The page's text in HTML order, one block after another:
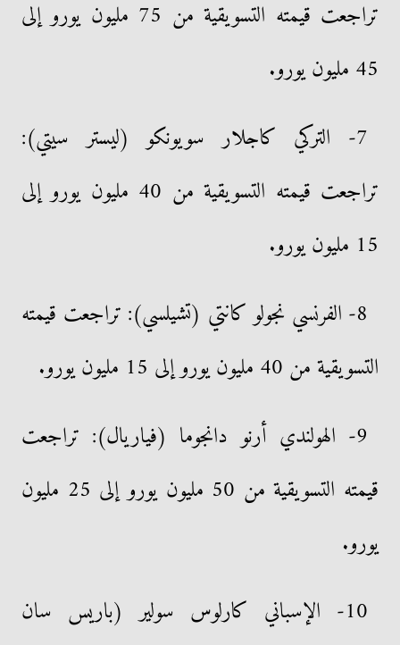
تراجعت قيمته التسويقية من 75 مليون يورو إلى
45 مليون يورو.
7- التركي كاجلار سويونكو (ليستر سيتي):
تراجعت قيمته التسويقية من 40 مليون يورو إلى
15 مليون يورو.
8- الفرنسي نجولو كانتي (تشيلسي): تراجعت قيمته
التسويقية من 40 مليون يورو إلى 15 مليون يورو.
9- الهولندي أرنو دانجوما (فياريال): تراجعت
قيمته التسويقية من 50 مليون يورو إلى 25 مليون
يورو.
10- الإسباني كارلوس سولير (باريس سان